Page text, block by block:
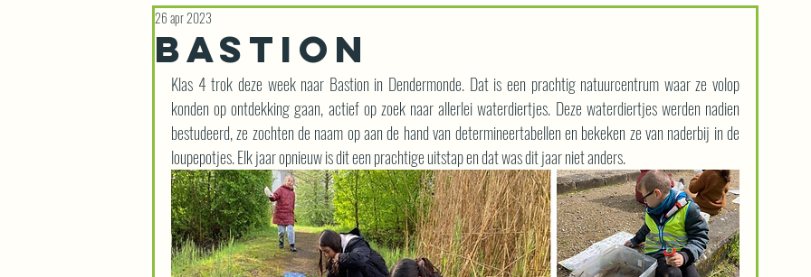
Bastion
26 apr 2023
Klas 4 trok deze week naar Bastion in Dendermonde. Dat is een prachtig natuurcentrum waar ze volop
konden op ontdekking gaan, actief op zoek naar allerlei waterdiertjes. Deze waterdiertjes werden nadien
bestudeerd, ze zochten de naam op aan de hand van determineertabellen en bekeken ze van naderbij in de
loupepotjes. Elk jaar opnieuw is dit een prachtige uitstap en dat was dit jaar niet anders.